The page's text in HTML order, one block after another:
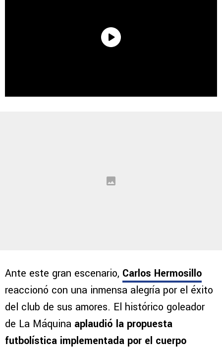
Ante este gran escenario, Carlos Hermosillo
reaccionó con una inmensa alegría por el éxito
del club de sus amores. El histórico goleador
de La Máquina aplaudió la propuesta
futbolística implementada por el cuerpo